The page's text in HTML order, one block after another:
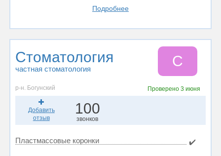
Подробнее
Стоматология
частная стоматология С
р-н. Богунский Проверено3 июня
Добавить
отзыв
100
звонков
Пластмассовые коронки ✔️